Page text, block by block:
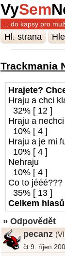
VySem
… do kapsy pro
Hl. strana
Trackmania
Hrajete?
Hraju a chci
32% [ 12 ]
Hraju a
10% [ 4 ]
Hraju a je mi
10% [ 4 ]
Nehraju
10% [ 4 ]
Co to jééé???
35% [ 13 ]
Celkem
» Odpovědět
pecanz
čt 9. říjen